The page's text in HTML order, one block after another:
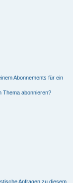
Abonnements für ein
Thema abonnieren?
Anfragen zu diesem